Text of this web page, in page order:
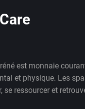
est monnaie
et physique. Les
ressourcer et